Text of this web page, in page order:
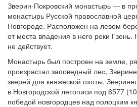
Зверин-Покровский монастырь — в
монастырь Русской православной
Новгороде. Расположен на левом
от места впадения в него реки
не действует.
Монастырь был построен на земле,
произрастал заповедный лес,
зверей для княжеской охоты.
в Новгородской летописи под 6577
победой новгородцев над полоцким